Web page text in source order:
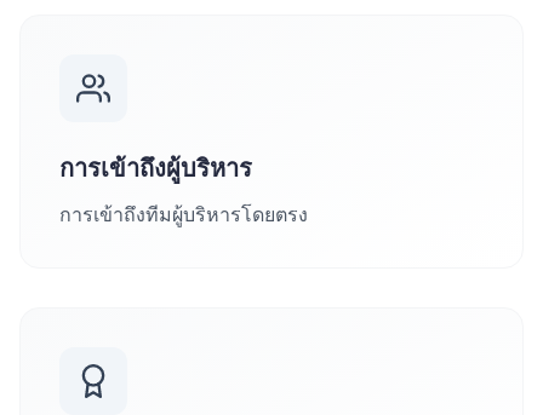
การเข้าถึงผู้บริหาร
การเข้าถึงทีมผู้บริหารโดยตรง